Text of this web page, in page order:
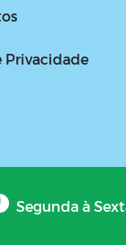
Privacidade
Segunda à